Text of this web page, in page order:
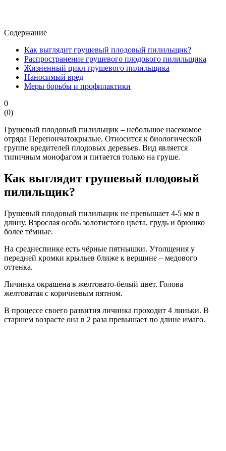
Содержание
Как выглядит грушевый плодовый пилильщик?
Распространение грушевого плодового пилильщика
Жизненный цикл грушевого пилильщика
Наносимый вред
Меры борьбы и профилактики
0
(0)
Грушевый плодовый пилильщик – небольшое насекомое
отряда Перепончатокрылые. Относится к биологической
группе вредителей плодовых деревьев. Вид является
типичным монофагом и питается только на груше.
Как выглядит грушевый плодовый
пилильщик?
Грушевый плодовый пилильщик не превышает 4-5 мм в
длину. Взрослая особь золотистого цвета, грудь и брюшко
более тёмные.
На среднеспинке есть чёрные пятнышки. Утолщения у
передней кромки крыльев ближе к вершине – медового
оттенка.
Личинка окрашена в желтовато-белый цвет. Голова
желтоватая с коричневым пятном.
В процессе своего развития личинка проходит 4 линьки. В
старшем возрасте она в 2 раза превышает по длине имаго.